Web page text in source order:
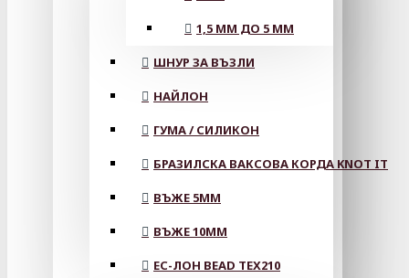
1,5 ММ ДО 5 ММ
ШНУР ЗА ВЪЗЛИ
НАЙЛОН
ГУМА / СИЛИКОН
БРАЗИЛСКА ВАКСОВА КОРДА KNOT IT
ВЪЖЕ 5MM
ВЪЖЕ 10MM
ЕС-ЛОН BEAD TEX210